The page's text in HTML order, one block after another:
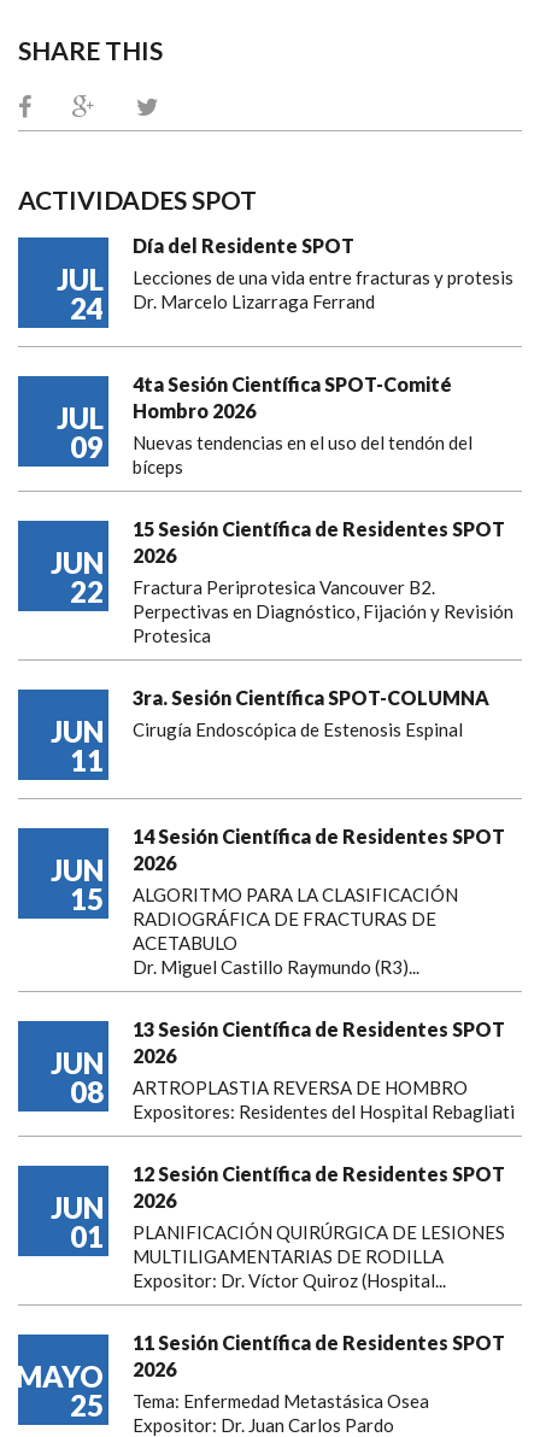
SHARE THIS
ACTIVIDADES SPOT
JUL
24
Día del Residente SPOT
Lecciones de una vida entre fracturas y protesis
Dr. Marcelo Lizarraga Ferrand
JUL
09
4ta Sesión Científica SPOT-Comité
Hombro 2026
Nuevas tendencias en el uso del tendón del
bíceps
JUN
22
15 Sesión Científica de Residentes SPOT
2026
Fractura Periprotesica Vancouver B2.
Perpectivas en Diagnóstico, Fijación y Revisión
Protesica
JUN
11
3ra. Sesión Científica SPOT-COLUMNA
Cirugía Endoscópica de Estenosis Espinal
JUN
15
14 Sesión Científica de Residentes SPOT
2026
ALGORITMO PARA LA CLASIFICACIÓN
RADIOGRÁFICA DE FRACTURAS DE
ACETABULO
Dr. Miguel Castillo Raymundo (R3)...
JUN
08
13 Sesión Científica de Residentes SPOT
2026
ARTROPLASTIA REVERSA DE HOMBRO
Expositores: Residentes del Hospital Rebagliati
JUN
01
12 Sesión Científica de Residentes SPOT
2026
PLANIFICACIÓN QUIRÚRGICA DE LESIONES
MULTILIGAMENTARIAS DE RODILLA
Expositor: Dr. Víctor Quiroz (Hospital...
MAYO
25
11 Sesión Científica de Residentes SPOT
2026
Tema: Enfermedad Metastásica Osea
Expositor: Dr. Juan Carlos Pardo